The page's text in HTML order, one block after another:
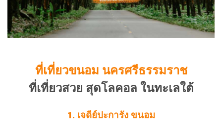
ที่เที่ยวขนอม นครศรีธรรมราช
ที่เที่ยวสวย สุดโลคอล ในทะเลใต้
1. เจดีย์ปะการัง ขนอม